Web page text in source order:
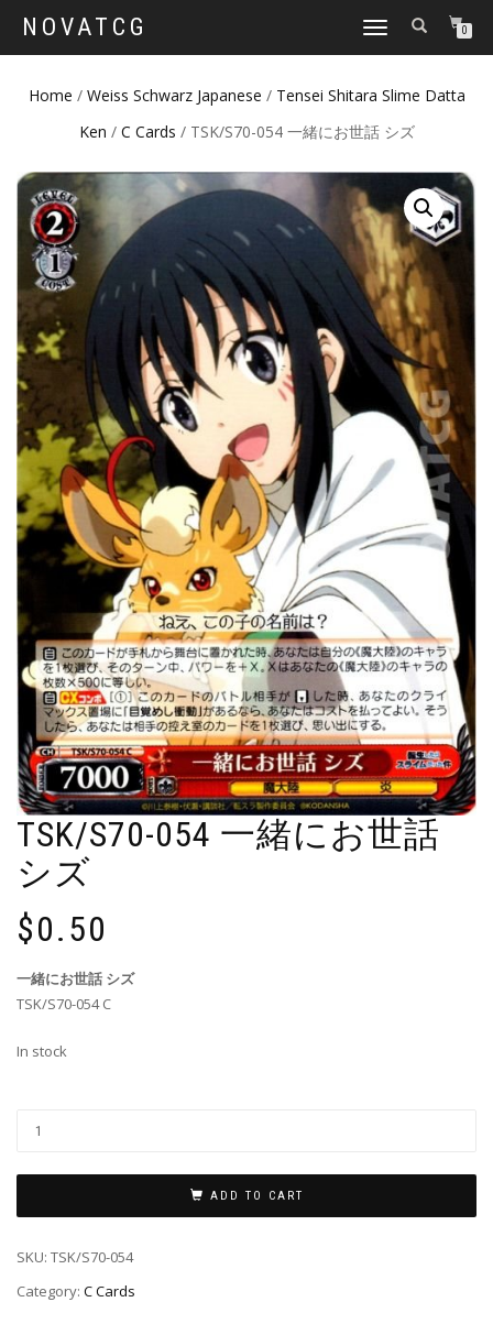
NOVATCG
TOGGLE
0
Home / Weiss Schwarz Japanese / Tensei Shitara Slime Datta
Ken / C Cards / TSK/S70-054 一緒にお世話 シズ
TSK/S70-054 一緒にお世話
シズ
$0.50
一緒にお世話 シズ
TSK/S70-054 C
In stock
ADD TO CART
SKU: TSK/S70-054
Category: C Cards